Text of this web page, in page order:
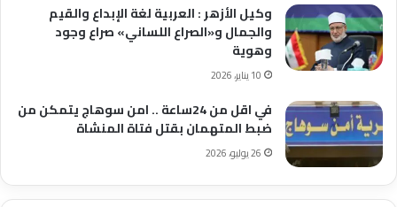
وكيل الأزهر : العربية لغة الإبداع والقيم
والجمال و«الصراع اللساني» صراع وجود
وهوية
10 يناير، 2026
في اقل من 24ساعة .. امن سوهاج يتمكن من
ضبط المتهمان بقتل فتاة المنشاة
26 يوليو، 2026